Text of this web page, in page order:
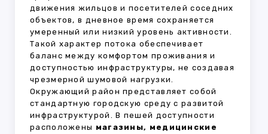
движения жильцов и посетителей соседних
объектов, в дневное время сохраняется
умеренный или низкий уровень активности.
Такой характер потока обеспечивает
баланс между комфортом проживания и
доступностью инфраструктуры, не создавая
чрезмерной шумовой нагрузки.
Окружающий район представляет собой
стандартную городскую среду с развитой
инфраструктурой. В пешей доступности
расположены магазины, медицинские